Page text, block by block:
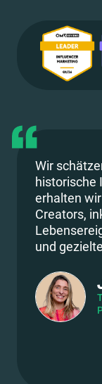
Wir
historische
erhalten
Creators,
und